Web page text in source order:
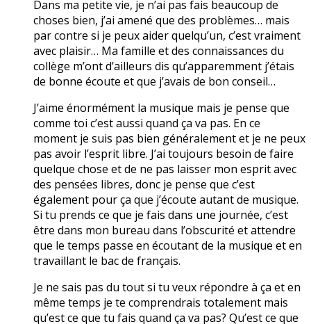
Dans ma petite vie, je n’ai pas fais beaucoup de
choses bien, j’ai amené que des problèmes… mais
par contre si je peux aider quelqu’un, c’est vraiment
avec plaisir… Ma famille et des connaissances du
collège m’ont d’ailleurs dis qu’apparemment j’étais
de bonne écoute et que j’avais de bon conseil…
J’aime énormément la musique mais je pense que
comme toi c’est aussi quand ça va pas. En ce
moment je suis pas bien généralement et je ne peux
pas avoir l’esprit libre. J’ai toujours besoin de faire
quelque chose et de ne pas laisser mon esprit avec
des pensées libres, donc je pense que c’est
également pour ça que j’écoute autant de musique.
Si tu prends ce que je fais dans une journée, c’est
être dans mon bureau dans l’obscurité et attendre
que le temps passe en écoutant de la musique et en
travaillant le bac de français.
Je ne sais pas du tout si tu veux répondre à ça et en
même temps je te comprendrais totalement mais
qu’est ce que tu fais quand ça va pas? Qu’est ce que